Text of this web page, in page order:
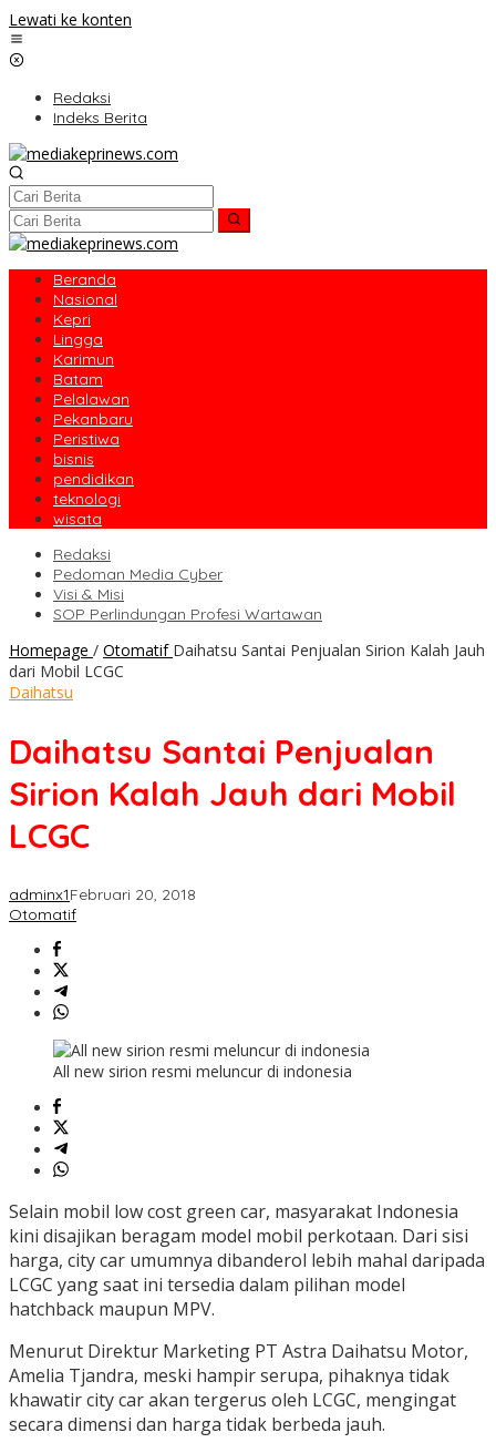
Lewati ke konten
Redaksi
Indeks Berita
Beranda
Nasional
Kepri
Lingga
Karimun
Batam
Pelalawan
Pekanbaru
Peristiwa
bisnis
pendidikan
teknologi
wisata
Redaksi
Pedoman Media Cyber
Visi & Misi
SOP Perlindungan Profesi Wartawan
Homepage / Otomatif Daihatsu Santai Penjualan Sirion Kalah Jauh
dari Mobil LCGC
Daihatsu
Daihatsu Santai Penjualan
Sirion Kalah Jauh dari Mobil
LCGC
adminx1Februari 20, 2018
Otomatif
All new sirion resmi meluncur di indonesia
Selain mobil low cost green car, masyarakat Indonesia
kini disajikan beragam model mobil perkotaan. Dari sisi
harga, city car umumnya dibanderol lebih mahal daripada
LCGC yang saat ini tersedia dalam pilihan model
hatchback maupun MPV.
Menurut Direktur Marketing PT Astra Daihatsu Motor,
Amelia Tjandra, meski hampir serupa, pihaknya tidak
khawatir city car akan tergerus oleh LCGC, mengingat
secara dimensi dan harga tidak berbeda jauh.